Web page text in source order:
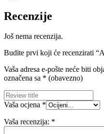
Recenzije
Još nema recenzija.
Budite prvi koji će recenzirati
Vaša adresa e-pošte neće biti
označena sa * (obavezno)
Vaša ocjena *
Vaša recenzija: *